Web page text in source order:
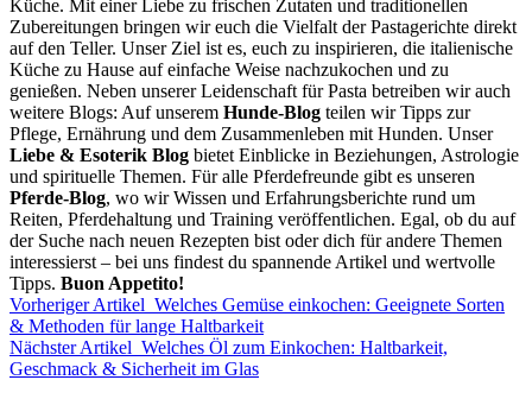
Küche. Mit einer Liebe zu frischen Zutaten und traditionellen
Zubereitungen bringen wir euch die Vielfalt der Pastagerichte direkt
auf den Teller. Unser Ziel ist es, euch zu inspirieren, die italienische
Küche zu Hause auf einfache Weise nachzukochen und zu
genießen. Neben unserer Leidenschaft für Pasta betreiben wir auch
weitere Blogs: Auf unserem Hunde-Blog teilen wir Tipps zur
Pflege, Ernährung und dem Zusammenleben mit Hunden. Unser
Liebe & Esoterik Blog bietet Einblicke in Beziehungen, Astrologie
und spirituelle Themen. Für alle Pferdefreunde gibt es unseren
Pferde-Blog, wo wir Wissen und Erfahrungsberichte rund um
Reiten, Pferdehaltung und Training veröffentlichen. Egal, ob du auf
der Suche nach neuen Rezepten bist oder dich für andere Themen
interessierst – bei uns findest du spannende Artikel und wertvolle
Tipps. Buon Appetito!
Vorheriger Artikel Welches Gemüse einkochen: Geeignete Sorten
& Methoden für lange Haltbarkeit
Nächster Artikel Welches Öl zum Einkochen: Haltbarkeit,
Geschmack & Sicherheit im Glas